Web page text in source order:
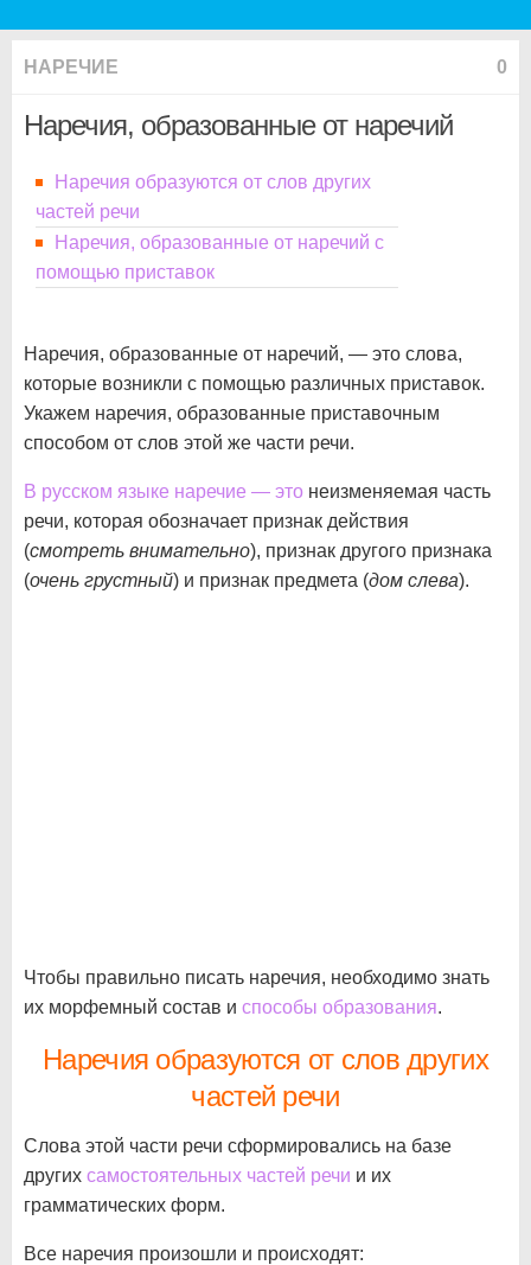
НАРЕЧИЕ 0
Наречия, образованные от наречий
Наречия образуются от слов других
частей речи
Наречия, образованные от наречий с
помощью приставок
Наречия, образованные от наречий, — это слова,
которые возникли с помощью различных приставок.
Укажем наречия, образованные приставочным
способом от слов этой же части речи.
В русском языке наречие — это неизменяемая часть
речи, которая обозначает признак действия
(смотреть внимательно), признак другого признака
(очень грустный) и признак предмета (дом слева).
Чтобы правильно писать наречия, необходимо знать
их морфемный состав и способы образования.
Наречия образуются от слов других
частей речи
Слова этой части речи сформировались на базе
других самостоятельных частей речи и их
грамматических форм.
Все наречия произошли и происходят: